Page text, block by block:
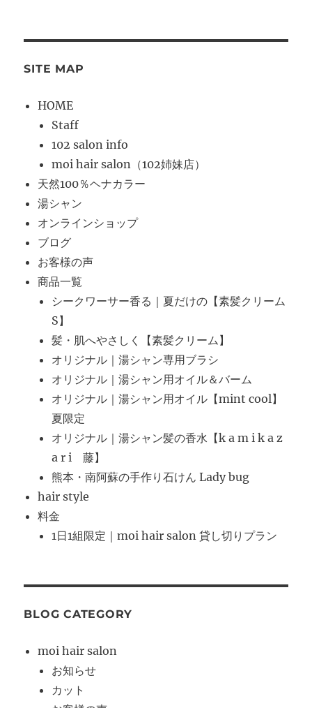
SITE MAP
HOME
Staff
102 salon info
moi hair salon（102姉妹店）
天然100％ヘナカラー
湯シャン
オンラインショップ
ブログ
お客様の声
商品一覧
シークワーサー香る｜夏だけの【素髪クリーム
S】
髪・肌へやさしく【素髪クリーム】
オリジナル｜湯シャン専用ブラシ
オリジナル｜湯シャン用オイル＆バーム
オリジナル｜湯シャン用オイル【mint cool】
夏限定
オリジナル｜湯シャン髪の香水【k a m i k a z
a r i 藤】
熊本・南阿蘇の手作り石けん Lady bug
hair style
料金
1日1組限定｜moi hair salon 貸し切りプラン
BLOG CATEGORY
moi hair salon
お知らせ
カット